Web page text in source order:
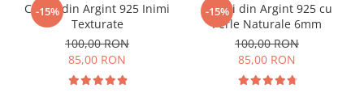
-15%
Cercei din Argint 925 Inimi
Texturate
100,00 RON
85,00 RON
-15%
Cercei din Argint 925 cu
Perle Naturale 6mm
100,00 RON
85,00 RON